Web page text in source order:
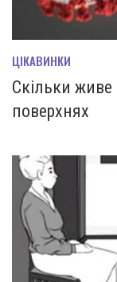
ЦІКАВИНКИ
Скільки живе
поверхнях